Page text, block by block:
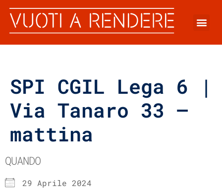
SPI CGIL Lega 6 |
Via Tanaro 33 –
mattina
QUANDO
29 Aprile 2024